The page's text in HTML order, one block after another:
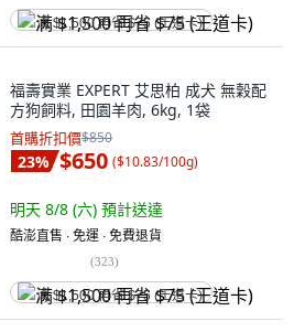
满 $1,500 再省 $75 (王道卡)
福壽實業 EXPERT 艾思柏 成犬 無穀配
方狗飼料, 田園羊肉, 6kg, 1袋
首購折扣價$850
23% $650 ($10.83/100g)
明天 8/8 (六) 預計送達
酷澎直售 ∙ 免運 ∙ 免費退貨
(323)
满 $1,500 再省 $75 (王道卡)